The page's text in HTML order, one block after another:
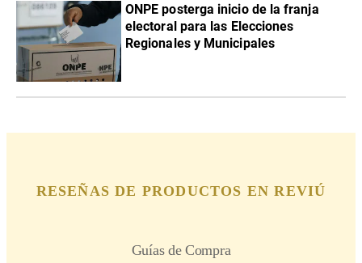
ONPE posterga inicio de la franja
electoral para las Elecciones
Regionales y Municipales